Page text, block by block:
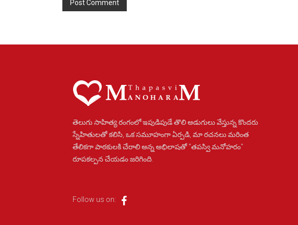
తెలుగు సాహిత్య రంగంలో ఇపుడిపుడే తొలి అడుగులు వేస్తున్న కొందరు
స్నేహితులతో కలిసి, ఒక సమూహంగా ఏర్పడి, మా రచనలు మరింత
తేలికగా పాఠకులకి చేరాలి అన్న అభిలాషతో "తపస్వి మనోహరం"
రూపకల్పన చేయడం జరిగింది.
Follow us on: